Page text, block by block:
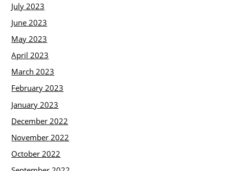
July 2023
June 2023
May 2023
April 2023
March 2023
February 2023
January 2023
December 2022
November 2022
October 2022